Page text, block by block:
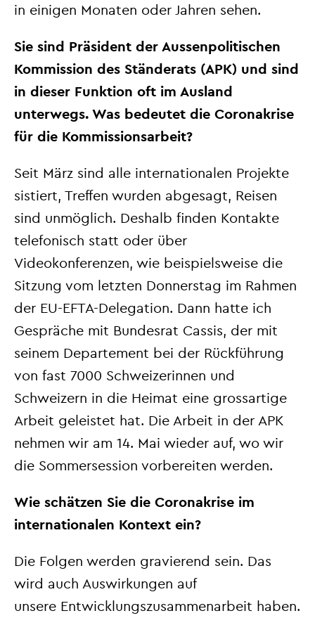
in einigen Monaten oder Jahren sehen.
Sie sind Präsident der Aussenpolitischen
Kommission des Ständerats (APK) und sind
in dieser Funktion oft im Ausland
unterwegs. Was bedeutet die Coronakrise
für die Kommissionsarbeit?
Seit März sind alle internationalen Projekte
sistiert, Treffen wurden abgesagt, Reisen
sind unmöglich. Deshalb finden Kontakte
telefonisch statt oder über
Videokonferenzen, wie beispielsweise die
Sitzung vom letzten Donnerstag im Rahmen
der EU-EFTA-Delegation. Dann hatte ich
Gespräche mit Bundesrat Cassis, der mit
seinem Departement bei der Rückführung
von fast 7000 Schweizerinnen und
Schweizern in die Heimat eine grossartige
Arbeit geleistet hat. Die Arbeit in der APK
nehmen wir am 14. Mai wieder auf, wo wir
die Sommersession vorbereiten werden.
Wie schätzen Sie die Coronakrise im
internationalen Kontext ein?
Die Folgen werden gravierend sein. Das
wird auch Auswirkungen auf
unsere Entwicklungszusammenarbeit haben.